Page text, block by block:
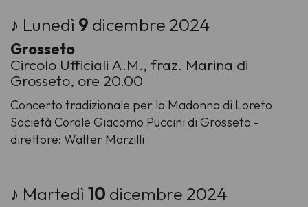
♪ Lunedì 9 dicembre 2024
Grosseto
Circolo Ufficiali A.M., fraz. Marina di
Grosseto, ore 20.00
Concerto tradizionale per la Madonna di Loreto
Società Corale Giacomo Puccini di Grosseto -
direttore: Walter Marzilli
♪ Martedì10 dicembre 2024